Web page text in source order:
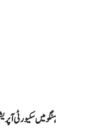
ہنگو میں سکیورٹی آپریشن، 7 دہشت گرد ہلاک، کیپٹن